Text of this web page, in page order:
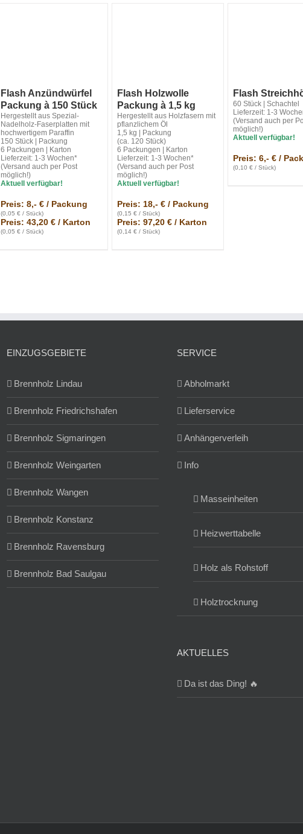
Flash Anzündwürfel
Packung à 150 Stück
Hergestellt aus Spezial-
Nadelholz-Faserplatten mit
hochwertigem Paraffin
150 Stück | Packung
6 Packungen | Karton
Lieferzeit: 1-3 Wochen*
(Versand auch per Post
möglich!)
Aktuell verfügbar!
Preis: 8,- € / Packung
(0,05 € / Stück)
Preis: 43,20 € / Karton
(0,05 € / Stück)
Flash Holzwolle
Packung à 1,5 kg
Hergestellt aus Holzfasern mit
pflanzlichem Öl
1,5 kg | Packung
(ca. 120 Stück)
6 Packungen | Karton
Lieferzeit: 1-3 Wochen*
(Versand auch per Post
möglich!)
Aktuell verfügbar!
Preis: 18,- € / Packung
(0,15 € / Stück)
Preis: 97,20 € / Karton
(0,14 € / Stück)
Flash
60 Stück | Schachtel
Lieferzeit: 1-3
(Versand auch per
möglich!)
Aktuell verfügbar!
Preis: 6,- € /
(0,10 € / Stück)
EINZUGSGEBIETE
Brennholz Lindau
Brennholz Friedrichshafen
Brennholz Sigmaringen
Brennholz Weingarten
Brennholz Wangen
Brennholz Konstanz
Brennholz Ravensburg
Brennholz Bad Saulgau
SERVICE
Abholmarkt
Lieferservice
Anhängerverleih
Info
Masseinheiten
Heizwerttabelle
Holz als Rohstoff
Holztrocknung
AKTUELLES
Da ist das Ding! 🔥